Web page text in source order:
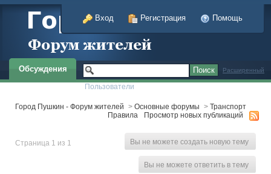
Вход Регистрация Помощь
Расширенный
Обсуждения
Пользователи
Город Пушкин - Форум жителей > Основные форумы > Транспорт
Правила
Просмотр новых публикаций
Страница 1 из 1 Вы не можете создать новую тему
Вы не можете ответить в тему